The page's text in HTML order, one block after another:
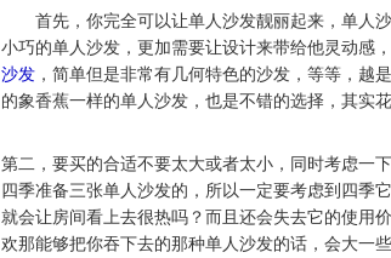
首先，你完全可以让单人沙发靓丽起来，单人
小巧的单人沙发，更加需要让设计来带给他灵动感
沙发 ，简单但是非常有几何特色的沙发，等等，越
的象香蕉一样的单人沙发，也是不错的选择，其实
第二，要买的合适不要太大或者太小，同时考虑一
四季准备三张单人沙发的，所以一定要考虑到四季
就会让房间看上去很热吗？而且还会失去它的使用
欢那能够把你吞下去的那种单人沙发的话，会大一些